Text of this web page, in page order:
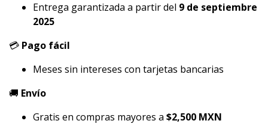
Entrega garantizada a partir del 9 de septiembre
2025
💳 Pago fácil
Meses sin intereses con tarjetas bancarias
🚚 Envío
Gratis en compras mayores a $2,500 MXN